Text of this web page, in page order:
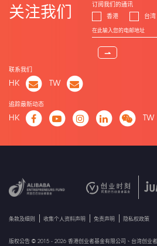
关注我们
订阅我们的通讯
香港
台湾
⇀
联系我们
HK TW
追踪最新动态
HK TW
条款及细则 收集个人资料声明 免责声明 隐私权政策
版权公告 © 2015 - 2026 香港创业者基金有限公司、台湾创业